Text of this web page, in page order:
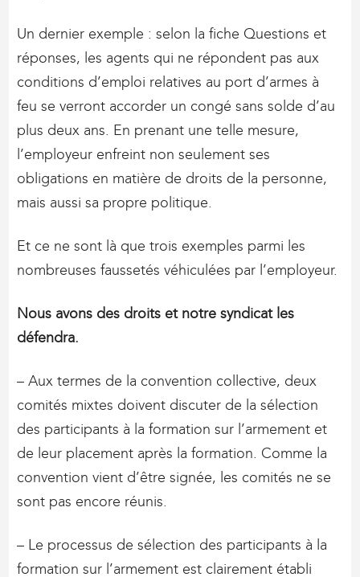
Un dernier exemple : selon la fiche Questions et
réponses, les agents qui ne répondent pas aux
conditions d’emploi relatives au port d’armes à
feu se verront accorder un congé sans solde d’au
plus deux ans. En prenant une telle mesure,
l’employeur enfreint non seulement ses
obligations en matière de droits de la personne,
mais aussi sa propre politique.
Et ce ne sont là que trois exemples parmi les
nombreuses faussetés véhiculées par l’employeur.
Nous avons des droits et notre syndicat les
défendra.
– Aux termes de la convention collective, deux
comités mixtes doivent discuter de la sélection
des participants à la formation sur l’armement et
de leur placement après la formation. Comme la
convention vient d’être signée, les comités ne se
sont pas encore réunis.
– Le processus de sélection des participants à la
formation sur l’armement est clairement établi